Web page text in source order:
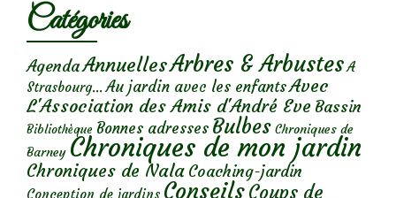
Catégories
AgendaAnnuellesArbres & Arbustes A
Strasbourg... Au jardin avec les enfantsAvec
L'Association des Amis d'André Eve Bassin
Bibliothèque Bonnes adresses Bulbes Chroniques de
Barney Chroniques de mon jardin
Chroniques de Nala Coaching-jardin
Conception de jardins ConseilsCoups de